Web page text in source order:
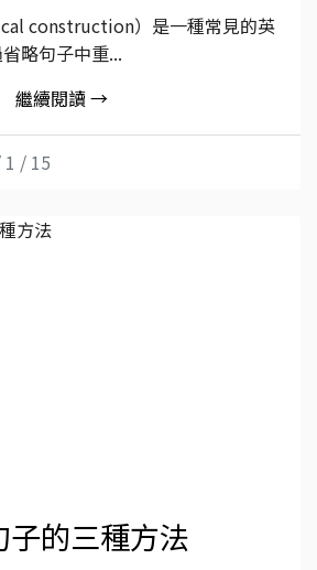
construction）是一種常見的英
略句子中重...
繼續閱讀 →
/ 15
的三種方法